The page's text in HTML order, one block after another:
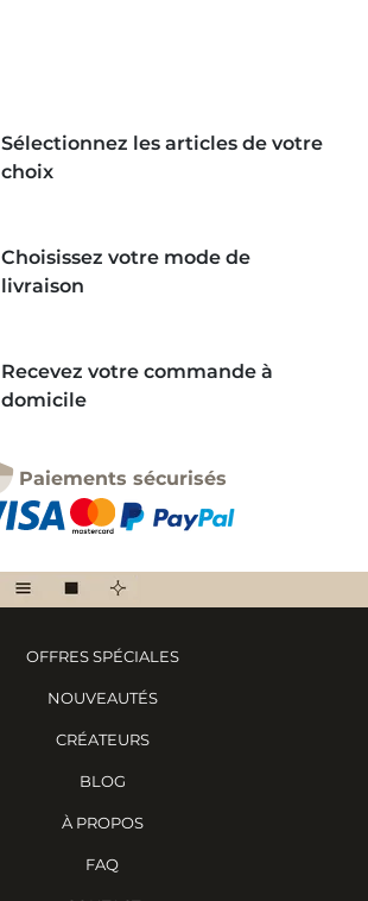
Sélectionnez les articles de votre
choix
Choisissez votre mode de
livraison
Recevez votre commande à
domicile
Paiements sécurisés
OFFRES SPÉCIALES
NOUVEAUTÉS
CRÉATEURS
BLOG
À PROPOS
FAQ